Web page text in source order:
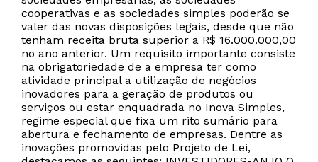
cooperativas e as sociedades simples poderão se
valer das novas disposições legais, desde que não
tenham receita bruta superior a R$ 16.000.000,00
no ano anterior. Um requisito importante consiste
na obrigatoriedade de a empresa ter como
atividade principal a utilização de negócios
inovadores para a geração de produtos ou
serviços ou estar enquadrada no Inova Simples,
regime especial que fixa um rito sumário para
abertura e fechamento de empresas. Dentre as
inovações promovidas pelo Projeto de Lei,